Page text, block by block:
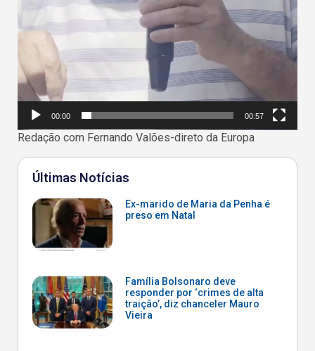
00:00 00:57
Redação com Fernando Valões-direto da Europa
Últimas Notícias
Ex-marido de Maria da Penha é
preso em Natal
Família Bolsonaro deve
responder por ‘crimes de alta
traição’, diz chanceler Mauro
Vieira